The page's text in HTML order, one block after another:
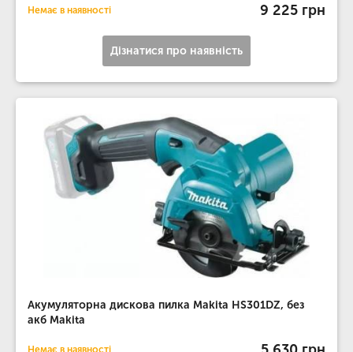
Немає в наявності 9 225 грн
Дізнатися про наявність
Акумуляторна дискова пилка Makita HS301DZ, без
акб Makita
Немає в наявності